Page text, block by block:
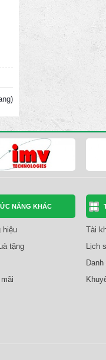
NĂNG KHÁC
hiệu
tặng
Tài
Lịch